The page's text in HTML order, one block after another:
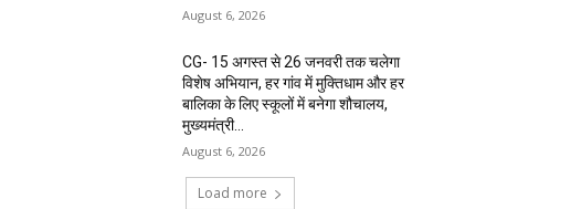
August 6, 2026
CG- 15 अगस्त से 26 जनवरी तक चलेगा
विशेष अभियान, हर गांव में मुक्तिधाम और हर
बालिका के लिए स्कूलों में बनेगा शौचालय,
मुख्यमंत्री...
August 6, 2026
Load more